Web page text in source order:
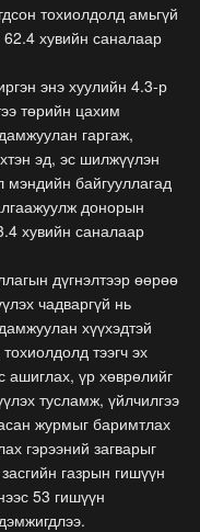
тохиолдолд амьгүй
62.4 хувийн саналаар
энэ хуулийн 4.3-р
төрийн цахим
гаргаж,
эд, эс шилжүүлэн
мэндийн байгууллагад
донорын
хувийн саналаар
дүгнэлтээр өөрөө
чадваргүй нь
хүүхэдтэй
тээгч эх
ашиглах, үр хөврөлийг
тусламж, үйлчилгээ
журмыг баримтлах
гэрээний загварыг
газрын гишүүн
53 гишүүн